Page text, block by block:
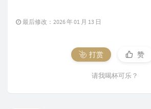
最后修改：2026 年 01 月 13 日
打赏 赞
请我喝杯可乐？